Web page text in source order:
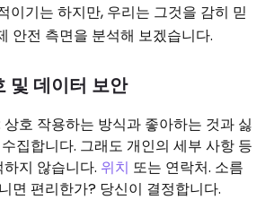
이기는 하지만, 우리는 그것을 감히 믿
안전 측면을 분석해 보겠습니다.
및 데이터 보안
상호 작용하는 방식과 좋아하는 것과 싫
집합니다. 그래도 개인의 세부 사항 등
지 않습니다. 위치 또는 연락처. 소름
면 편리한가? 당신이 결정합니다.